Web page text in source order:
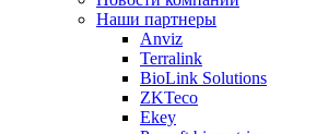
Наши партнеры
Anviz
Terralink
BioLink Solutions
ZKTeco
Ekey